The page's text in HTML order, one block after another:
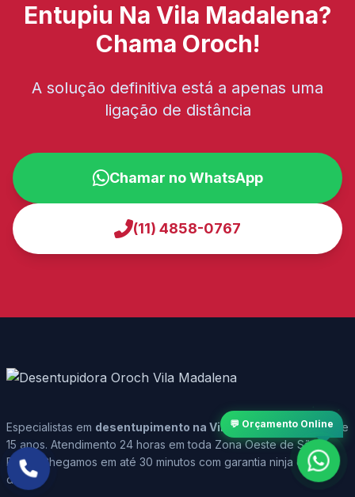
Entupiu Na Vila Madalena?
Chama Oroch!
A solução definitiva está a apenas uma
ligação de distância
Chamar no WhatsApp
(11) 4858-0767
Especialistas em desentupimento na Vila Madalenahá mais de
15 anos. Atendimento 24 horas em toda Zona Oeste de São
Paulo. Chegamos em até 30 minutos com garantia ninja de 90
dias.
💬 Orçamento Online